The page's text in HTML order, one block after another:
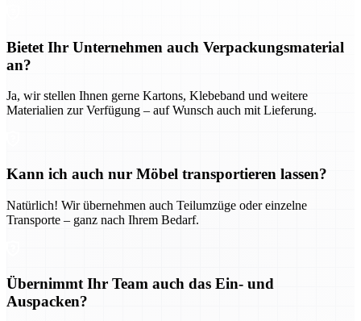
Bietet Ihr Unternehmen auch Verpackungsmaterial
an?
Ja, wir stellen Ihnen gerne Kartons, Klebeband und weitere
Materialien zur Verfügung – auf Wunsch auch mit Lieferung.
Kann ich auch nur Möbel transportieren lassen?
Natürlich! Wir übernehmen auch Teilumzüge oder einzelne
Transporte – ganz nach Ihrem Bedarf.
Übernimmt Ihr Team auch das Ein- und
Auspacken?